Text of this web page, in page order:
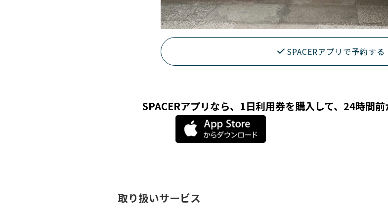
SPACERアプリで予約する
SPACERアプリなら、1日利用券を購入して、24時間前
取り扱いサービス